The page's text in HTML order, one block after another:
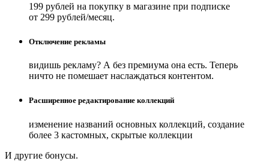
199 рублей на покупку в магазине при подписке
от 299 рублей/месяц.
Отключение рекламы
видишь рекламу? А без премиума она есть. Теперь
ничто не помешает наслаждаться контентом.
Расширенное редактирование коллекций
изменение названий основных коллекций, создание
более 3 кастомных, скрытые коллекции
И другие бонусы.